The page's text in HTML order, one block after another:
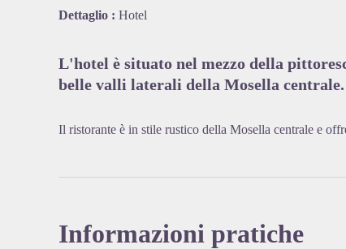
Dettaglio : Hotel
L'hotel è situato nel mezzo della
belle valli laterali della Mosella centrale.
Il ristorante è in stile rustico della Mosella centrale e
Informazioni pratiche